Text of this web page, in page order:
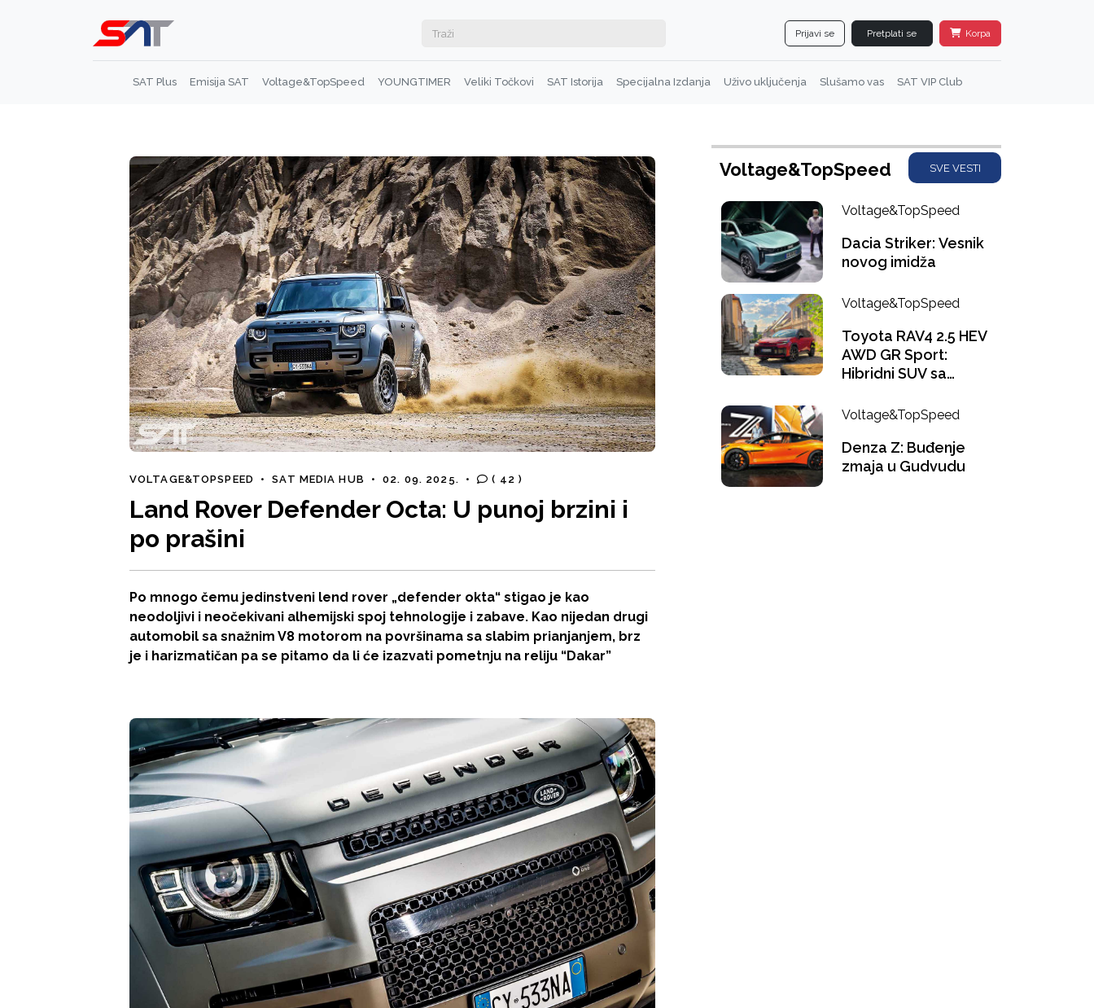
Prijavi se Pretplati se Korpa
SAT Plus Emisija SAT Voltage&TopSpeed YOUNGTIMER Veliki Točkovi SAT Istorija Specijalna Izdanja Uživo uključenja Slušamo vas SAT VIP Club
VOLTAGE&TOPSPEED • SAT MEDIA HUB • 02. 09. 2025. • ( 42 )
Land Rover Defender Octa: U punoj brzini i
po prašini
Po mnogo čemu jedinstveni lend rover „defender okta“ stigao je kao
neodoljivi i neočekivani alhemijski spoj tehnologije i zabave. Kao nijedan drugi
automobil sa snažnim V8 motorom na površinama sa slabim prianjanjem, brz
je i harizmatičan pa se pitamo da li će izazvati pometnju na reliju “Dakar”
Voltage&TopSpeed SVE VESTI
Voltage&TopSpeed
Dacia Striker: Vesnik
novog imidža
Voltage&TopSpeed
Toyota RAV4 2.5 HEV
AWD GR Sport:
Hibridni SUV sa
Voltage&TopSpeed
Denza Z: Buđenje
zmaja u Gudvudu